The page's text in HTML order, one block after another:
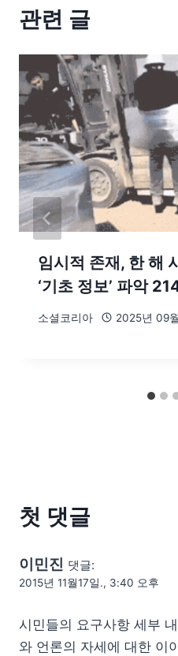
관련 글
임시적 존재, 한 해
‘기초 정보’ 파악
소셜코리아 2025년 09
첫 댓글
이민진 댓글:
2015년 11월17일., 3:40 오후
시민들의 요구사항 세부
와 언론의 자세에 대한 이